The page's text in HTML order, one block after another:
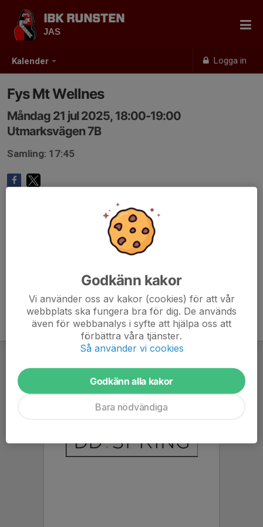
Kalender Logga in
IBK RUNSTEN
JAS
Fys Mt Wellnes
Måndag 21 jul 2025, 18:00-19:00
Utmarksvägen 7B
Samling: 17:45
Godkänn kakor
Vi använder oss av kakor (cookies) för att vår
webbplats ska fungera bra för dig. De används
även för webbanalys i syfte att hjälpa oss att
förbättra våra tjänster.
Så använder vi cookies
Godkänn alla kakor
Bara nödvändiga